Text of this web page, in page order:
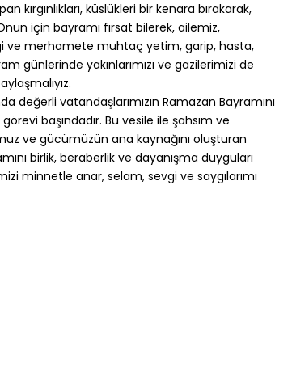
kırgınlıkları, küslükleri bir kenara bırakarak,
için bayramı fırsat bilerek, ailemiz,
ve merhamete muhtaç yetim, garip, hasta,
günlerinde yakınlarımızı ve gazilerimizi de
değerli vatandaşlarımızın Ramazan Bayramını
başındadır. Bu vesile ile şahsım ve
ve gücümüzün ana kaynağını oluşturan
birlik, beraberlik ve dayanışma duyguları
minnetle anar, selam, sevgi ve saygılarımı